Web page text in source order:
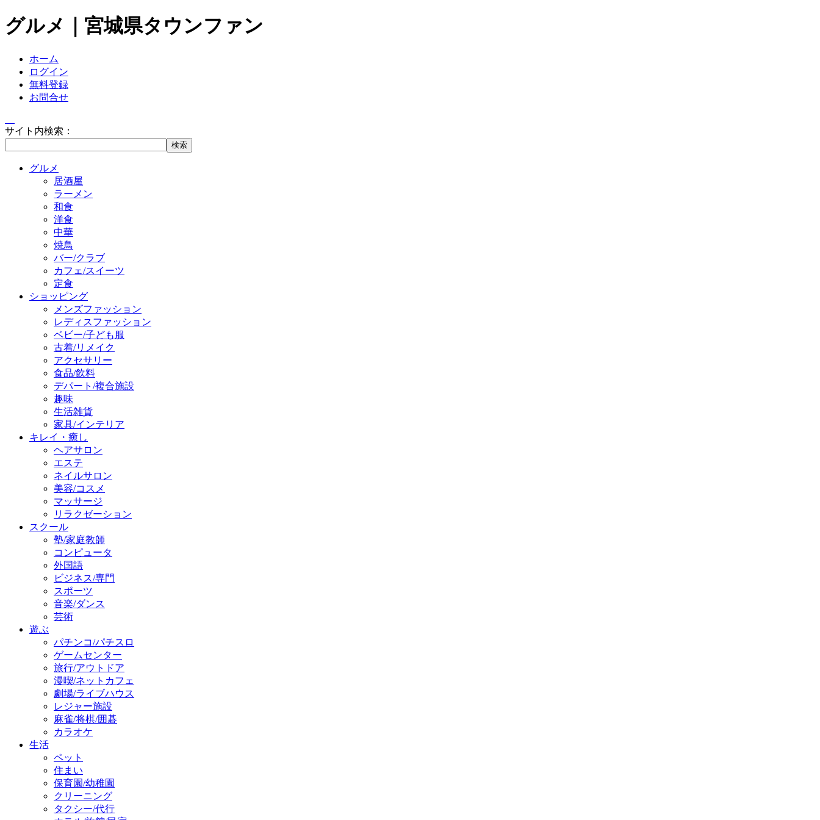
グルメ｜宮城県タウンファン
ホーム
ログイン
無料登録
お問合せ
サイト内検索：
グルメ
居酒屋
ラーメン
和食
洋食
中華
焼鳥
バー/クラブ
カフェ/スイーツ
定食
ショッピング
メンズファッション
レディスファッション
ベビー/子ども服
古着/リメイク
アクセサリー
食品/飲料
デパート/複合施設
趣味
生活雑貨
家具/インテリア
キレイ・癒し
ヘアサロン
エステ
ネイルサロン
美容/コスメ
マッサージ
リラクゼーション
スクール
塾/家庭教師
コンピュータ
外国語
ビジネス/専門
スポーツ
音楽/ダンス
芸術
遊ぶ
パチンコ/パチスロ
ゲームセンター
旅行/アウトドア
漫喫/ネットカフェ
劇場/ライブハウス
レジャー施設
麻雀/将棋/囲碁
カラオケ
生活
ペット
住まい
保育園/幼稚園
クリーニング
タクシー/代行